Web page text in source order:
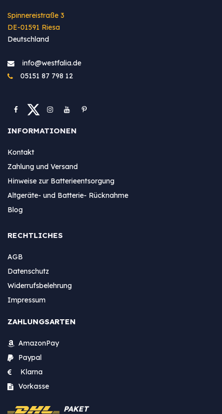
Spinnereistraße 3
DE-01591 Riesa
Deutschland
info@westfa​lia.de
05151 87 798 12
INFORMATIONEN
Kontakt
Zahlung und Versand
Hinweise zur Batterieentsorgung
Altgeräte- und Batterie- Rücknahme
Blog
RECHTLICHES
AGB
Datenschutz
Widerrufsbelehrung
Impressum
ZAHLUNGSARTEN
AmazonPay
Paypal
Klarna
Vorkasse
PAKET